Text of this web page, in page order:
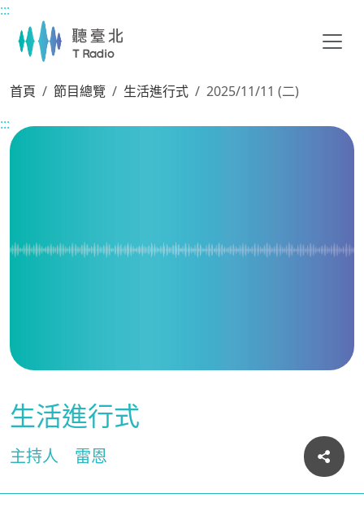
主要內容區塊
:::
首頁 節目總覽 生活進行式
2025/11/11 (二)
:::
生活進行式
主持人 雷恩